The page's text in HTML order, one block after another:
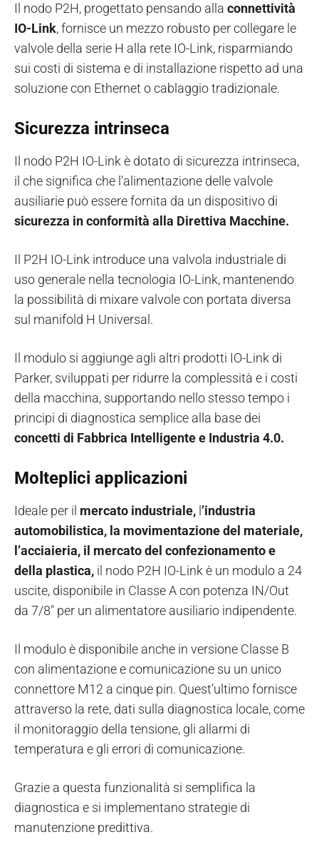
Il nodo P2H, progettato pensando alla connettività
IO-Link, fornisce un mezzo robusto per collegare le
valvole della serie H alla rete IO-Link, risparmiando
sui costi di sistema e di installazione rispetto ad una
soluzione con Ethernet o cablaggio tradizionale.
Sicurezza intrinseca
Il nodo P2H IO-Link è dotato di sicurezza intrinseca,
il che significa che l'alimentazione delle valvole
ausiliarie può essere fornita da un dispositivo di
sicurezza in conformità alla Direttiva Macchine.
Il P2H IO-Link introduce una valvola industriale di
uso generale nella tecnologia IO-Link, mantenendo
la possibilità di mixare valvole con portata diversa
sul manifold H Universal.
Il modulo si aggiunge agli altri prodotti IO-Link di
Parker, sviluppati per ridurre la complessità e i costi
della macchina, supportando nello stesso tempo i
principi di diagnostica semplice alla base dei
concetti di Fabbrica Intelligente e Industria 4.0.
Molteplici applicazioni
Ideale per il mercato industriale, ’industria
automobilistica, la movimentazione del materiale,
l’acciaieria, il mercato del confezionamento e
della plastica, il nodo P2H IO-Link è un modulo a 24
uscite, disponibile in Classe A con potenza IN/Out
da 7/8" per un alimentatore ausiliario indipendente.
Il modulo è disponibile anche in versione Classe B
con alimentazione e comunicazione su un unico
connettore M12 a cinque pin. Quest’ultimo fornisce
attraverso la rete, dati sulla diagnostica locale, come
il monitoraggio della tensione, gli allarmi di
temperatura e gli errori di comunicazione.
Grazie a questa funzionalità si semplifica la
diagnostica e si implementano strategie di
manutenzione predittiva.